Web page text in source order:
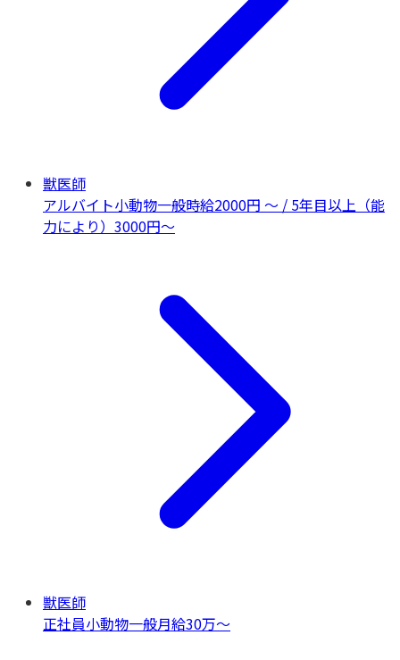
獣医師
アルバイト小動物一般時給2000円 〜 / 5年目以上（能
力により）3000円〜
獣医師
正社員小動物一般月給30万〜